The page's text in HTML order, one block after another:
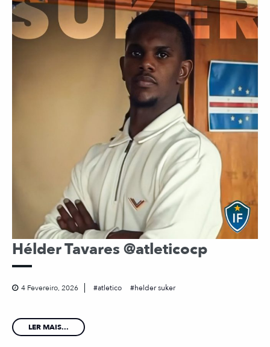
Hélder Tavares @atleticocp
4 Fevereiro, 2026 atletico helder suker
LER MAIS...